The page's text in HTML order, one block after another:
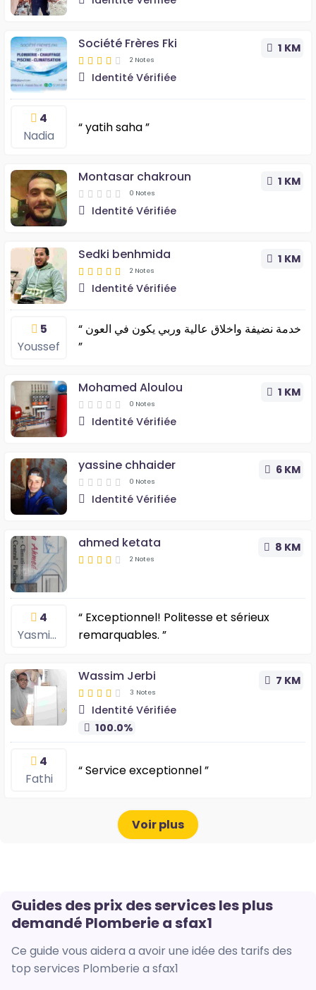
1 KM
Société Frères Fki
2 Notes
Identité Vérifiée
4
Nadia
“ yatih saha ”
1 KM
Montasar chakroun
0 Notes
Identité Vérifiée
1 KM
Sedki benhmida
2 Notes
Identité Vérifiée
5
Youssef
“ خدمة نضيفة واخلاق عالية وربي يكون في العون
”
1 KM
Mohamed Aloulou
0 Notes
Identité Vérifiée
6 KM
yassine chhaider
0 Notes
Identité Vérifiée
8 KM
ahmed ketata
2 Notes
4
Yasmine
“ Exceptionnel! Politesse et sérieux
remarquables. ”
7 KM
Wassim Jerbi
3 Notes
Identité Vérifiée
100.0%
4
Fathi
“ Service exceptionnel ”
Voir plus
Guides des prix des services les plus
demandé Plomberie a sfax1
Ce guide vous aidera a avoir une idée des tarifs des
top services Plomberie a sfax1